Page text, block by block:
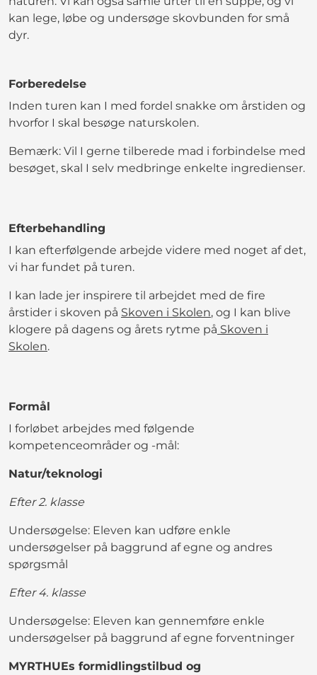
kan lege, løbe og undersøge skovbunden for små
dyr.
Forberedelse
Inden turen kan I med fordel snakke om årstiden og
hvorfor I skal besøge naturskolen.
Bemærk: Vil I gerne tilberede mad i forbindelse med
besøget, skal I selv medbringe enkelte ingredienser.
Efterbehandling
I kan efterfølgende arbejde videre med noget af det,
vi har fundet på turen.
I kan lade jer inspirere til arbejdet med de fire
årstider i skoven på Skoven i Skolen, og I kan blive
klogere på dagens og årets rytme på Skoven i
Skolen.
Formål
I forløbet arbejdes med følgende
kompetenceområder og -mål:
Natur/teknologi
Efter 2. klasse
Undersøgelse: Eleven kan udføre enkle
undersøgelser på baggrund af egne og andres
spørgsmål
Efter 4. klasse
Undersøgelse: Eleven kan gennemføre enkle
undersøgelser på baggrund af egne forventninger
MYRTHUEs formidlingstilbud og